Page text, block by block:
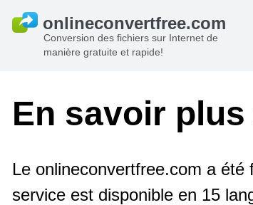
Conversion des fichiers sur Internet de
manière gratuite et rapide!
En savoir
Le onlineconvertfree.com a
service est disponible en 15